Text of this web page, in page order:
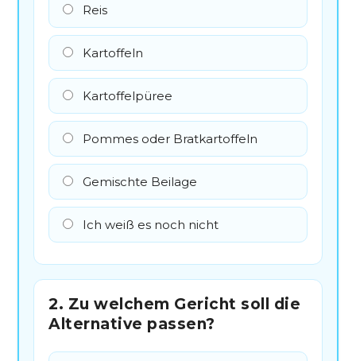
Reis
Kartoffeln
Kartoffelpüree
Pommes oder Bratkartoffeln
Gemischte Beilage
Ich weiß es noch nicht
2. Zu welchem Gericht soll die
Alternative passen?